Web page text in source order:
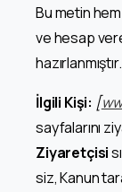
Bu metin
ve hesap
hazırlanmıştır.
İlgili Kişi: [
sayfalarını
Ziyaretçisi
siz, Kanun